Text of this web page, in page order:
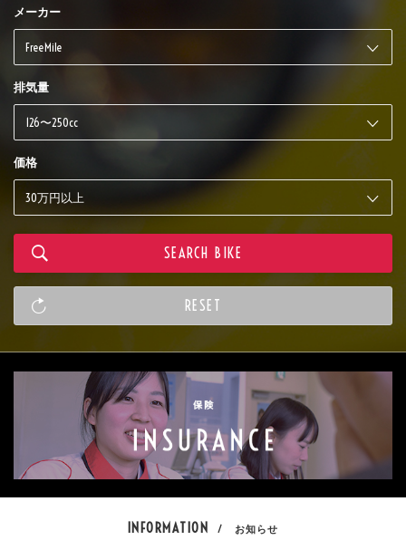
メーカー
排気量
価格
INFORMATION / お知らせ